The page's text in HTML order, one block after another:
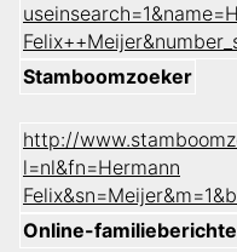
Stamboomzoeker
http://
l=nl&fn=Hermann
Online-